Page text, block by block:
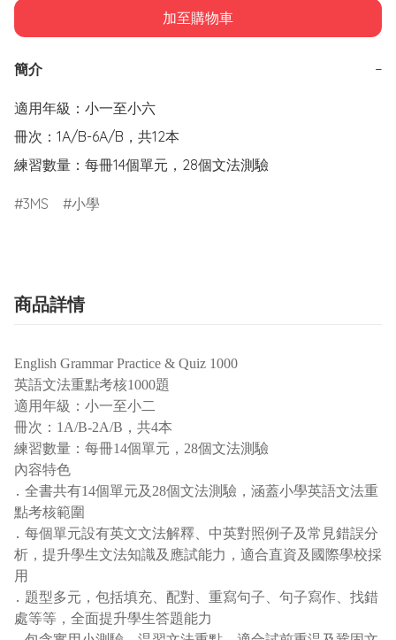
加至購物車
簡介 −
適用年級：小一至小六
冊次：1A/B-6A/B，共12本
練習數量：每冊14個單元，28個文法測驗
3MS 小學
商品詳情
English Grammar Practice & Quiz 1000
英語文法重點考核1000題
適用年級：小一至小二
冊次：1A/B-2A/B，共4本
練習數量：每冊14個單元，28個文法測驗
內容特色
․ 全書共有14個單元及28個文法測驗，涵蓋小學英語文法重
點考核範圍
․ 每個單元設有英文文法解釋、中英對照例子及常見錯誤分
析，提升學生文法知識及應試能力，適合直資及國際學校採
用
․ 題型多元，包括填充、配對、重寫句子、句子寫作、找錯
處等等，全面提升學生答題能力